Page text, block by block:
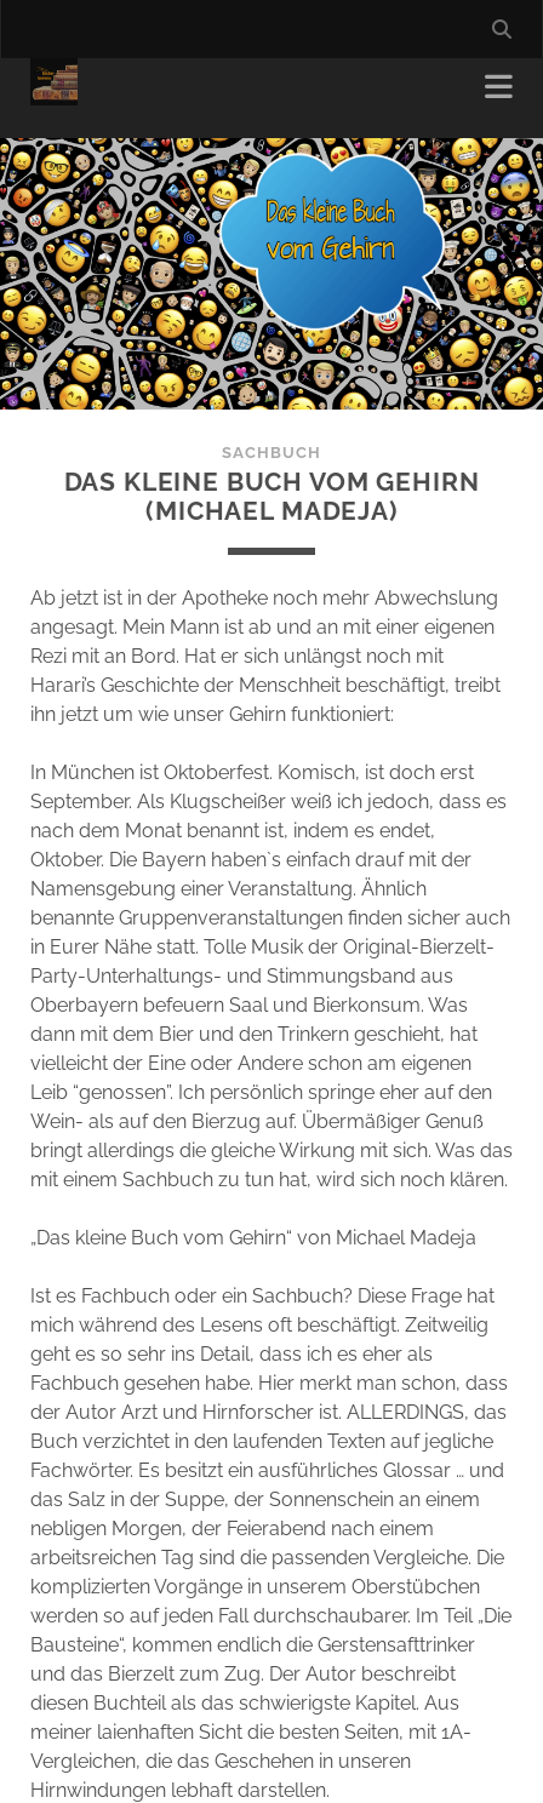
SACHBUCH
DAS KLEINE BUCH VOM GEHIRN
(MICHAEL MADEJA)
Ab jetzt ist in der Apotheke noch mehr Abwechslung
angesagt. Mein Mann ist ab und an mit einer eigenen
Rezi mit an Bord. Hat er sich unlängst noch mit
Harari’s Geschichte der Menschheit beschäftigt, treibt
ihn jetzt um wie unser Gehirn funktioniert:
In München ist Oktoberfest. Komisch, ist doch erst
September. Als Klugscheißer weiß ich jedoch, dass es
nach dem Monat benannt ist, indem es endet,
Oktober. Die Bayern haben`s einfach drauf mit der
Namensgebung einer Veranstaltung. Ähnlich
benannte Gruppenveranstaltungen finden sicher auch
in Eurer Nähe statt. Tolle Musik der Original-Bierzelt-
Party-Unterhaltungs- und Stimmungsband aus
Oberbayern befeuern Saal und Bierkonsum. Was
dann mit dem Bier und den Trinkern geschieht, hat
vielleicht der Eine oder Andere schon am eigenen
Leib “genossen”. Ich persönlich springe eher auf den
Wein- als auf den Bierzug auf. Übermäßiger Genuß
bringt allerdings die gleiche Wirkung mit sich. Was das
mit einem Sachbuch zu tun hat, wird sich noch klären.
„Das kleine Buch vom Gehirn“ von Michael Madeja
Ist es Fachbuch oder ein Sachbuch? Diese Frage hat
mich während des Lesens oft beschäftigt. Zeitweilig
geht es so sehr ins Detail, dass ich es eher als
Fachbuch gesehen habe. Hier merkt man schon, dass
der Autor Arzt und Hirnforscher ist. ALLERDINGS, das
Buch verzichtet in den laufenden Texten auf jegliche
Fachwörter. Es besitzt ein ausführliches Glossar … und
das Salz in der Suppe, der Sonnenschein an einem
nebligen Morgen, der Feierabend nach einem
arbeitsreichen Tag sind die passenden Vergleiche. Die
komplizierten Vorgänge in unserem Oberstübchen
werden so auf jeden Fall durchschaubarer. Im Teil „Die
Bausteine“, kommen endlich die Gerstensafttrinker
und das Bierzelt zum Zug. Der Autor beschreibt
diesen Buchteil als das schwierigste Kapitel. Aus
meiner laienhaften Sicht die besten Seiten, mit 1A-
Vergleichen, die das Geschehen in unseren
Hirnwindungen lebhaft darstellen.